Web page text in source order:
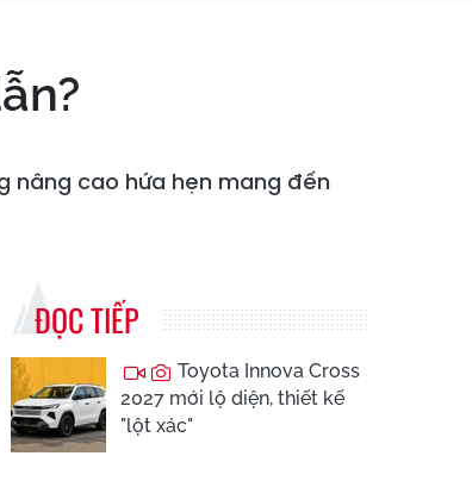
nâng cao hứa hẹn mang đến
ĐỌC TIẾP
Toyota Innova Cross
2027 mới lộ diện, thiết kế
"lột xác"